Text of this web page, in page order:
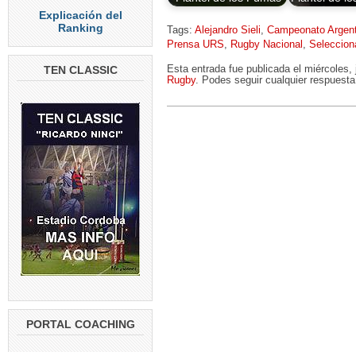
Explicación del
Ranking
TEN CLASSIC
PORTAL COACHING
Tags: Alejandro Sieli, Campeonato
Prensa URS, Rugby Nacional ,
Esta entrada fue publicada el
Rugby. Podes seguir cualquier